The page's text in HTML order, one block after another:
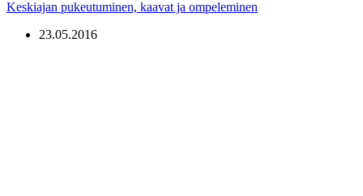
Keskiajan pukeutuminen, kaavat ja ompeleminen
23.05.2016